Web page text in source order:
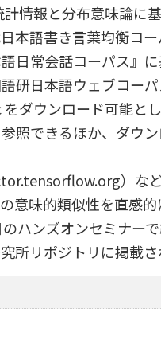
情報と分布意味論に
本語書き言葉均衡コ
日常会話コーパス』
研日本語ウェブコー
をダウンロード可能と
照できるほか、ダウ
）な
意味的類似性を直感
ハンズオンセミナー
所リポジトリに掲載